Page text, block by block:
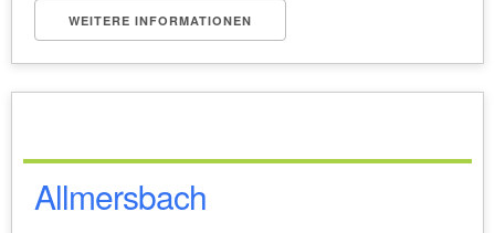
WEITERE INFORMATIONEN
Allmersbach